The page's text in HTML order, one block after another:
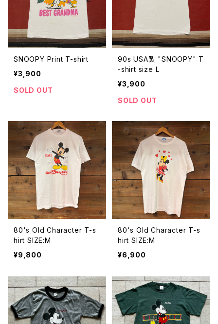
SNOOPY Print T-shirt
¥3,900
SOLD OUT
90s USA製 "SNOOPY" T
-shirt size L
¥3,900
SOLD OUT
80's Old Character T-s
hirt SIZE:M
¥9,800
80's Old Character T-s
hirt SIZE:M
¥6,900